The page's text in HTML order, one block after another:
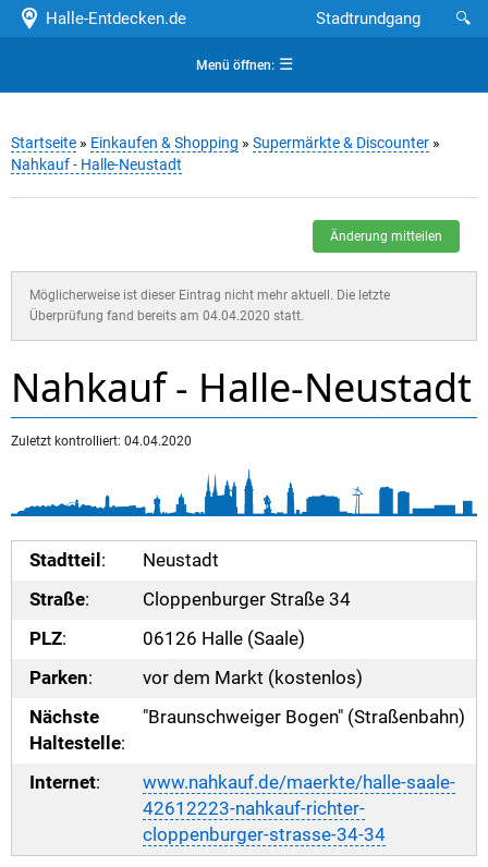
Halle-Entdecken.de 🔍
Stadtrundgang
Menü öffnen:☰
Startseite » Einkaufen & Shopping » Supermärkte & Discounter »
Nahkauf - Halle-Neustadt
Änderung mitteilen
Möglicherweise ist dieser Eintrag nicht mehr aktuell. Die letzte
Überprüfung fand bereits am 04.04.2020 statt.
Nahkauf - Halle-Neustadt
Zuletzt kontrolliert: 04.04.2020
Stadtteil :
Neustadt
Straße:
Cloppenburger Straße 34
PLZ:
06126 Halle (Saale)
Parken:
vor dem Markt (kostenlos)
Nächste
Haltestelle:
"Braunschweiger Bogen" (Straßenbahn)
Internet:
www.nahkauf.de/maerkte/halle-saale-
42612223-nahkauf-richter-
cloppenburger-strasse-34-34